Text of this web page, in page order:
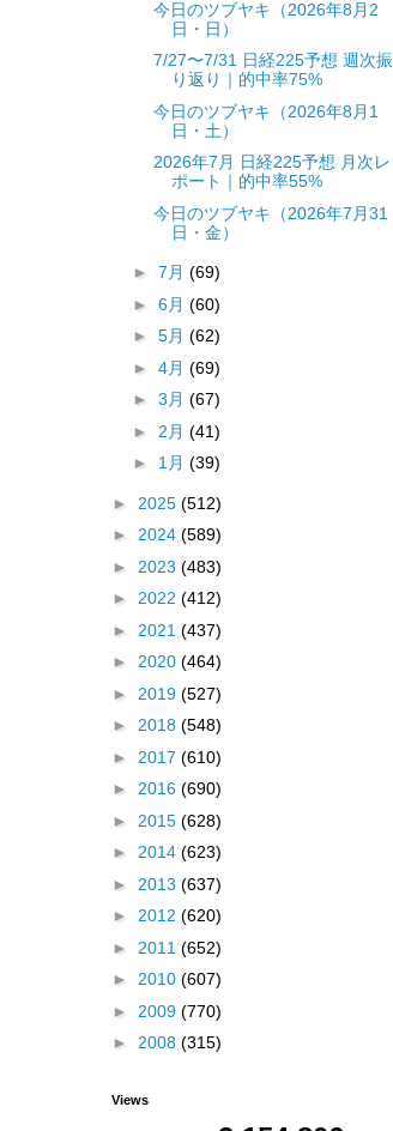
今日のツブヤキ（2026年8月2
日・日）
7/27〜7/31 日経225予想 週次振
り返り｜的中率75%
今日のツブヤキ（2026年8月1
日・土）
2026年7月 日経225予想 月次レ
ポート｜的中率55%
今日のツブヤキ（2026年7月31
日・金）
► 7月 (69)
► 6月 (60)
► 5月 (62)
► 4月 (69)
► 3月 (67)
► 2月 (41)
► 1月 (39)
► 2025 (512)
► 2024 (589)
► 2023 (483)
► 2022 (412)
► 2021 (437)
► 2020 (464)
► 2019 (527)
► 2018 (548)
► 2017 (610)
► 2016 (690)
► 2015 (628)
► 2014 (623)
► 2013 (637)
► 2012 (620)
► 2011 (652)
► 2010 (607)
► 2009 (770)
► 2008 (315)
Views